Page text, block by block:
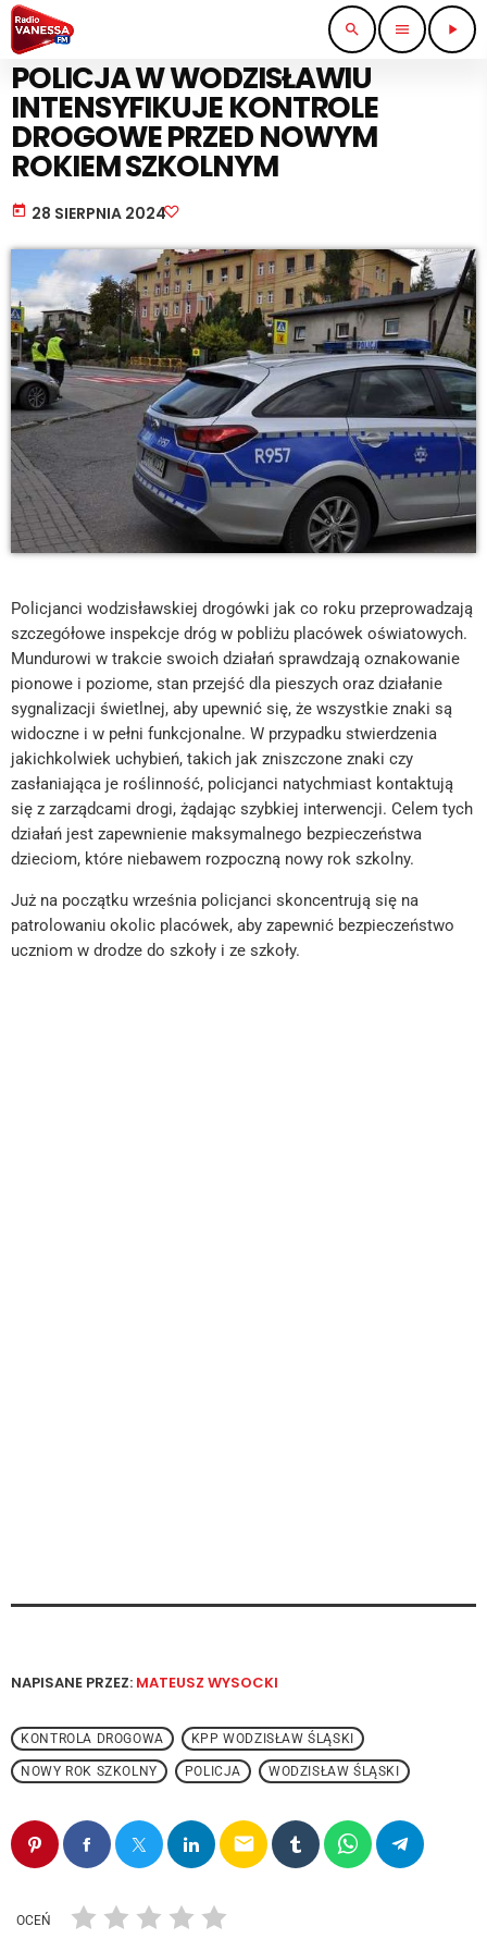
search menu play_arrow
STRAŻ I POLICJA
POLICJA W WODZISŁAWIU
INTENSYFIKUJE KONTROLE
DROGOWE PRZED NOWYM
ROKIEM SZKOLNYM
today 28 SIERPNIA 2024
Policjanci wodzisławskiej drogówki jak co roku przeprowadzają
szczegółowe inspekcje dróg w pobliżu placówek oświatowych.
Mundurowi w trakcie swoich działań sprawdzają oznakowanie
pionowe i poziome, stan przejść dla pieszych oraz działanie
sygnalizacji świetlnej, aby upewnić się, że wszystkie znaki są
widoczne i w pełni funkcjonalne. W przypadku stwierdzenia
jakichkolwiek uchybień, takich jak zniszczone znaki czy
zasłaniająca je roślinność, policjanci natychmiast kontaktują
się z zarządcami drogi, żądając szybkiej interwencji. Celem tych
działań jest zapewnienie maksymalnego bezpieczeństwa
dzieciom, które niebawem rozpoczną nowy rok szkolny.
Już na początku września policjanci skoncentrują się na
patrolowaniu okolic placówek, aby zapewnić bezpieczeństwo
uczniom w drodze do szkoły i ze szkoły.
NAPISANE PRZEZ: MATEUSZ WYSOCKI
KONTROLA DROGOWA KPP WODZISŁAW ŚLĄSKI
NOWY ROK SZKOLNY POLICJA WODZISŁAW ŚLĄSKI
email
OCEŃ